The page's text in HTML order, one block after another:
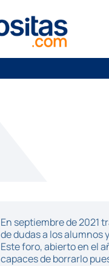
En septiembre de 2021
de dudas a los alumnos
Este foro, abierto en el
capaces de borrarlo